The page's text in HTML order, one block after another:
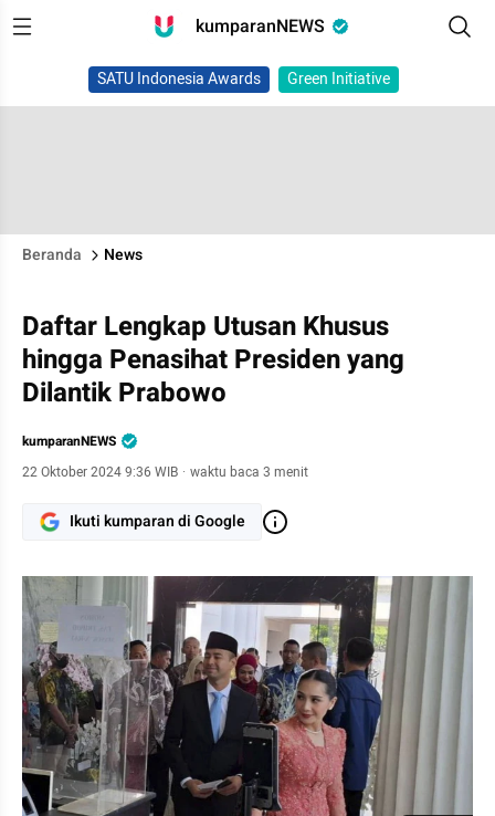
kumparanNEWS
SATU Indonesia Awards Green Initiative
Beranda News
Daftar Lengkap Utusan Khusus
hingga Penasihat Presiden yang
Dilantik Prabowo
kumparanNEWS
22 Oktober 2024 9:36 WIB · waktu baca 3 menit
Ikuti kumparan di Google